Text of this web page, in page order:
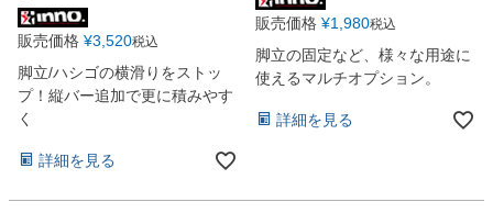
販売価格 ¥3,520税込
脚立/ハシゴの横滑りをストッ
プ！縦バー追加で更に積みやす
く
詳細を見る
販売価格 ¥1,980税込
脚立の固定など、様々な用途に
使えるマルチオプション。
詳細を見る